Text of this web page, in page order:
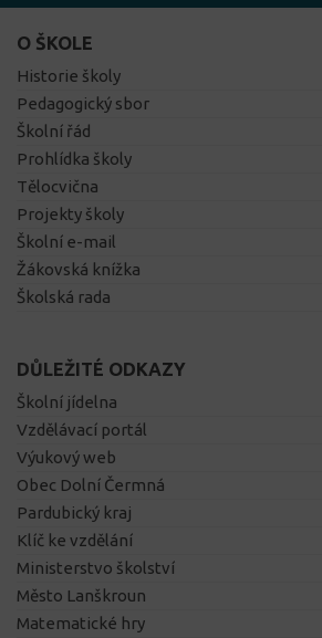
O ŠKOLE
Historie školy
Pedagogický sbor
Školní řád
Prohlídka školy
Tělocvična
Projekty školy
Školní e-mail
Žákovská knížka
Školská rada
DŮLEŽITÉ ODKAZY
Školní jídelna
Vzdělávací portál
Výukový web
Obec Dolní Čermná
Pardubický kraj
Klíč ke vzdělání
Ministerstvo školství
Město Lanškroun
Matematické hry